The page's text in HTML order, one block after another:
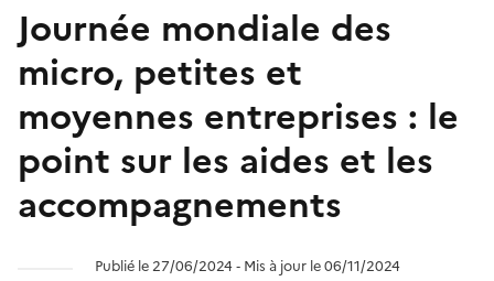
Journée mondiale des
micro, petites et
moyennes entreprises : le
point sur les aides et les
accompagnements
Publié le 27/06/2024 ‐ Mis à jour le 06/11/2024